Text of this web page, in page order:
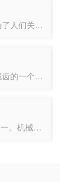
随着现代工业的发展，采煤机配件也成为了人们关注的焦点。尤其是在西安采煤机使用过程中出现问题时，配件维修就显得尤为重要。1：采煤机配件分类采煤机配件主要有哪些？根据不同的用途，可分为三类：(1)标准型采...
西安采煤机截齿的种类：采煤机截齿是截齿的一个种类，但是采煤机截齿有哪些种类呢？根据不同的分类方式，采煤机截齿的种类也有所不同，下面一起来看一看吧！1、采煤机截齿的型号种类不同型号的采煤机，需要配备不同型号的采煤机截齿。目前来说，采煤机截齿的主要使用的型号有：U62截齿、U82截齿、U84截齿、U85截齿、U92截齿、U...
采煤机是煤矿实现现代化作业的**工具之一。机械化采煤可以降低人力成本、提高 性，达到高产量、**率、低消耗的目的。采煤机主要分为锯削式、刨削式、钻削式和铣削式四种类型。**就来说说西安采煤机配件。采煤机采煤机配件主要包括：采煤机截齿，采煤机液压支架，液压螺母，液压锁，液控阀组，行走轮，驱动轮，扭矩轴，内齿圈，液压制动...